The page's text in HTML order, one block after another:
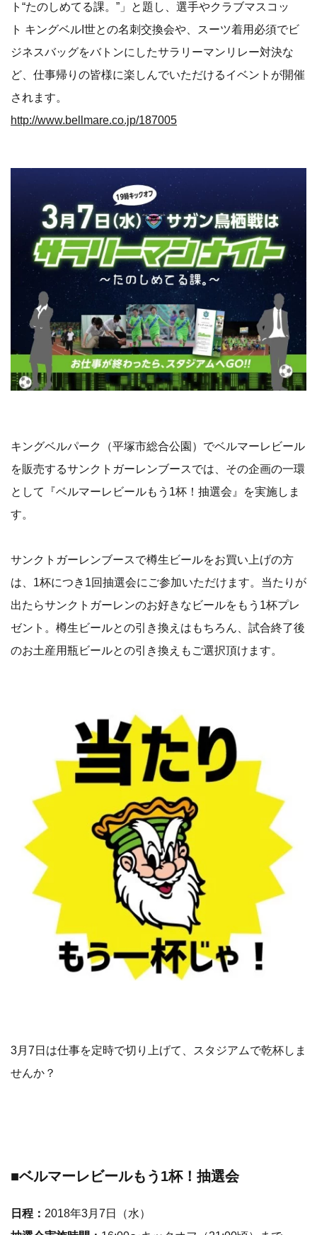
ト“たのしめてる課。”」と題し、選手やクラブマスコッ
ト キングベルI世との名刺交換会や、スーツ着用必須でビ
ジネスバッグをバトンにしたサラリーマンリレー対決な
ど、仕事帰りの皆様に楽しんでいただけるイベントが開催
されます。
http://www.bellmare.co.jp/187005
キングベルパーク（平塚市総合公園）でベルマーレビール
を販売するサンクトガーレンブースでは、その企画の一環
として『ベルマーレビールもう1杯！抽選会』を実施しま
す。
サンクトガーレンブースで樽生ビールをお買い上げの方
は、1杯につき1回抽選会にご参加いただけます。当たりが
出たらサンクトガーレンのお好きなビールをもう1杯プレ
ゼント。樽生ビールとの引き換えはもちろん、試合終了後
のお土産用瓶ビールとの引き換えもご選択頂けます。
3月7日は仕事を定時で切り上げて、スタジアムで乾杯しま
せんか？
■ベルマーレビールもう1杯！抽選会
日程： 2018年3月7日（水）